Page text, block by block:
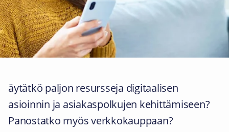
äytätkö paljon resursseja digitaalisen
asioinnin ja asiakaspolkujen kehittämiseen?
Panostatko myös verkkokauppaan?